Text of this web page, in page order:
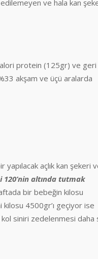
ve hala kan
protein (125gr) ve geri
akşam ve üçü aralarda
açlık kan şekeri
120’nin altında tutmak
bir bebeğin kilosu
4500gr’ı geçiyor ise
siniri zedelenmesi daha